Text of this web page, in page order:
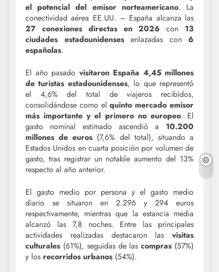
el potencial del emisor norteamericano. La
conectividad aérea EE.UU. – España alcanza las
27 conexiones directas en 2026 con 13
ciudades estadounidensesenlazadas con 6
españolas.
El año pasado visitaron España 4,45 millones
de turistas estadounidenses, lo que representó
el 4,6% del total de viajeros recibidos,
consolidándose como elquinto mercado emisor
más importante y el primero no europeo. El
gasto nominal estimado ascendió a 10.200
millones de euros (7,6% del total), situando a
Estados Unidos en cuarta posición por volumen de
gasto, tras registrar un notable aumento del 13%
respecto al año anterior.
El gasto medio por persona y el gasto medio
diario se situaron en 2.296 y 294 euros
respectivamente, mientras que la estancia media
alcanzó las 7,8 noches. Entre las principales
actividades realizadas destacaron las visitas
culturales (61%), seguidas de lascompras (57%)
y los recorridos urbanos (54%).